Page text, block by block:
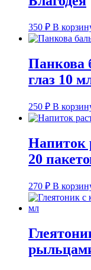
350 ₽ В
Панкова
глаз 10
250 ₽ В
Напиток
20
270 ₽ В